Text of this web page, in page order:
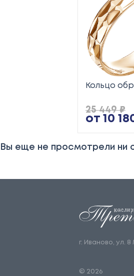
Кольцо
от 10
25 449 ₽
Вы еще не просмотрели ни
г. Иваново, ул.
© 2026